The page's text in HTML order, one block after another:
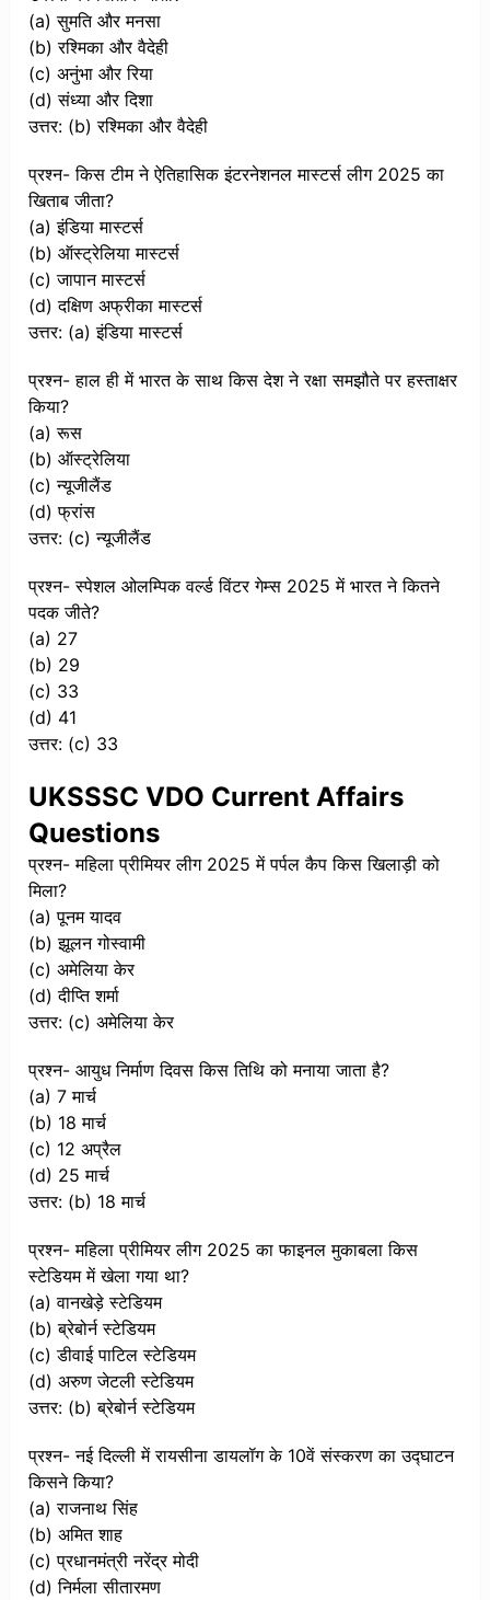
(a) सुमति और मनसा
(b) रश्मिका और वैदेही
(c) अनुंभा और रिया
(d) संध्या और दिशा
उत्तर: (b) रश्मिका और वैदेही
प्रश्न- किस टीम ने ऐतिहासिक इंटरनेशनल मास्टर्स लीग 2025 का
खिताब जीता?
(a) इंडिया मास्टर्स
(b) ऑस्ट्रेलिया मास्टर्स
(c) जापान मास्टर्स
(d) दक्षिण अफ्रीका मास्टर्स
उत्तर: (a) इंडिया मास्टर्स
प्रश्न- हाल ही में भारत के साथ किस देश ने रक्षा समझौते पर हस्ताक्षर
किया?
(a) रूस
(b) ऑस्ट्रेलिया
(c) न्यूजीलैंड
(d) फ्रांस
उत्तर: (c) न्यूजीलैंड
प्रश्न- स्पेशल ओलम्पिक वर्ल्ड विंटर गेम्स 2025 में भारत ने कितने
पदक जीते?
(a) 27
(b) 29
(c) 33
(d) 41
उत्तर: (c) 33
UKSSSC VDO Current Affairs
Questions
प्रश्न- महिला प्रीमियर लीग 2025 में पर्पल कैप किस खिलाड़ी को
मिला?
(a) पूनम यादव
(b) झूलन गोस्वामी
(c) अमेलिया केर
(d) दीप्ति शर्मा
उत्तर: (c) अमेलिया केर
प्रश्न- आयुध निर्माण दिवस किस तिथि को मनाया जाता है?
(a) 7 मार्च
(b) 18 मार्च
(c) 12 अप्रैल
(d) 25 मार्च
उत्तर: (b) 18 मार्च
प्रश्न- महिला प्रीमियर लीग 2025 का फाइनल मुकाबला किस
स्टेडियम में खेला गया था?
(a) वानखेड़े स्टेडियम
(b) ब्रेबोर्न स्टेडियम
(c) डीवाई पाटिल स्टेडियम
(d) अरुण जेटली स्टेडियम
उत्तर: (b) ब्रेबोर्न स्टेडियम
प्रश्न- नई दिल्ली में रायसीना डायलॉग के 10वें संस्करण का उद्घाटन
किसने किया?
(a) राजनाथ सिंह
(b) अमित शाह
(c) प्रधानमंत्री नरेंद्र मोदी
(d) निर्मला सीतारमण